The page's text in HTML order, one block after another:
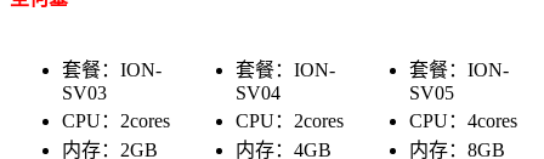
套餐：ION-
SV03
CPU：2cores
内存：2GB
套餐：ION-
SV04
CPU：2cores
内存：4GB
套餐：ION-
SV05
CPU：4cores
内存：8GB